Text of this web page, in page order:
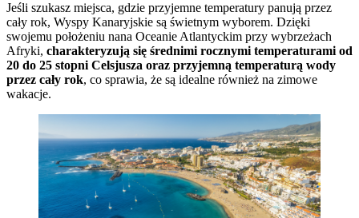
Jeśli szukasz miejsca, gdzie przyjemne temperatury panują przez
cały rok, Wyspy Kanaryjskie są świetnym wyborem. Dzięki
swojemu położeniu nana Oceanie Atlantyckim przy wybrzeżach
Afryki, charakteryzują się średnimi rocznymi temperaturami od
20 do 25 stopni Celsjusza oraz przyjemną temperaturą wody
przez cały rok, co sprawia, że są idealne również na zimowe
wakacje.